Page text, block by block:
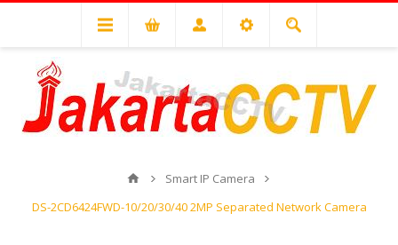
Smart IP Camera
DS-2CD6424FWD-10/20/30/40 2MP Separated Network Camera